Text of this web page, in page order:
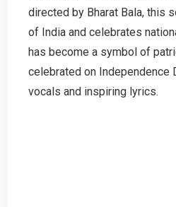
Malayalam
directed by Bharat Bala, this
of India and celebrates
has become a symbol of
celebrated on Independence
vocals and inspiring lyrics.